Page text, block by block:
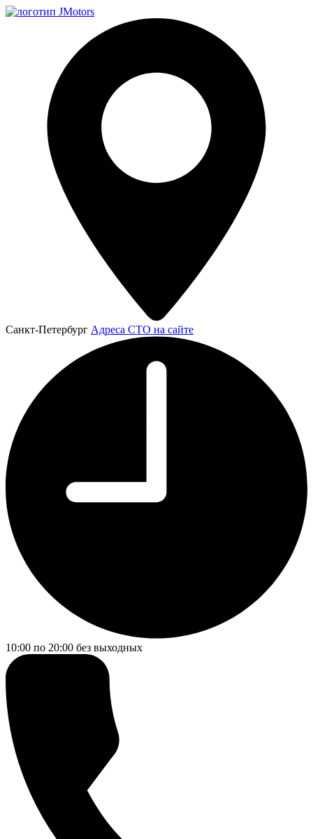
Санкт-Петербург Адреса СТО на сайте
10:00 по 20:00 без выходных